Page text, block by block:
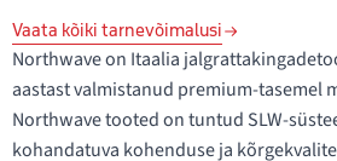
Vaata kõiki tarnevõimalusi
Northwave on Itaalia
aastast valmistanud premium-tasemel
Northwave tooted on tuntud SLW-
kohandatuva kohenduse ja